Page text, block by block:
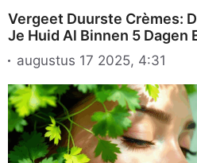
Vergeet Duurste Crèmes:
Je Huid Al Binnen 5 Dagen
augustus 17 2025, 4:31